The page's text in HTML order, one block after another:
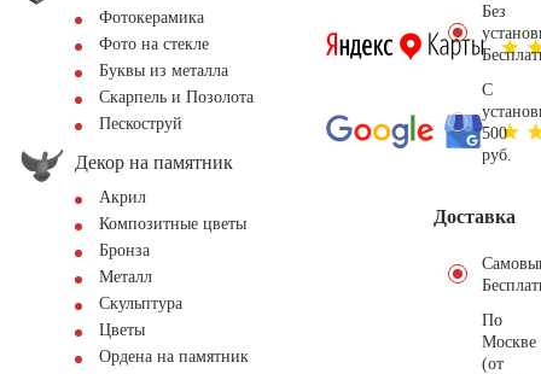
Фотокерамика
Фото на стекле
Буквы из металла
Скарпель и Позолота
Пескоструй
Декор на памятник
Акрил
Композитные цветы
Бронза
Металл
Скульптура
Цветы
Ордена на памятник
Без
С
500
руб.
Доставка
По
Москве
(от